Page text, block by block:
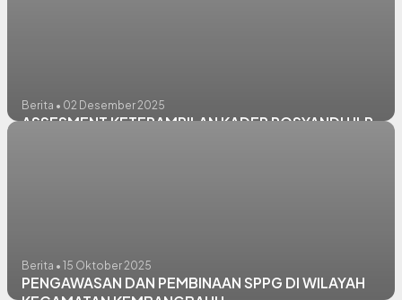
Berita • 02 Desember 2025
ASSESMENT KETERAMPILAN KADER POSYANDU ILP
Berita • 15 Oktober 2025
PENGAWASAN DAN PEMBINAAN SPPG DI WILAYAH